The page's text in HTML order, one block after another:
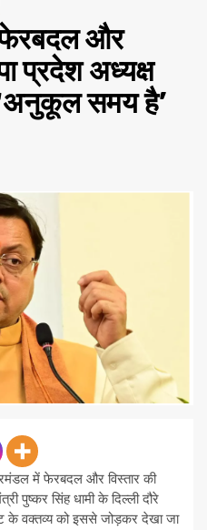
फेरबदल और
प्रदेश अध्यक्ष
समय है’
में फेरबदल और विस्तार की
पुष्कर सिंह धामी के दिल्ली दौरे
के वक्तव्य को इससे जोड़कर देखा जा